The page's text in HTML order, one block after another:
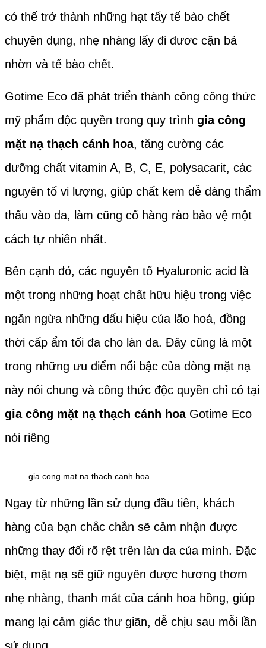
có thể trở thành những hạt tẩy tế bào chết
chuyên dụng, nhẹ nhàng lấy đi đươc cặn bả
nhờn và tế bào chết.
Gotime Eco đã phát triển thành công công thức
mỹ phẩm độc quyền trong quy trình gia công
mặt nạ thạch cánh hoa, tăng cường các
dưỡng chất vitamin A, B, C, E, polysacarit, các
nguyên tố vi lượng, giúp chất kem dễ dàng thẩm
thấu vào da, làm cũng cố hàng rào bảo vệ một
cách tự nhiên nhất.
Bên cạnh đó, các nguyên tố Hyaluronic acid là
một trong những hoạt chất hữu hiệu trong việc
ngăn ngừa những dấu hiệu của lão hoá, đồng
thời cấp ẩm tối đa cho làn da. Đây cũng là một
trong những ưu điểm nổi bậc của dòng mặt nạ
này nói chung và công thức độc quyền chỉ có tại
gia công mặt nạ thạch cánh hoaGotime Eco
nói riêng
gia cong mat na thach canh hoa
Ngay từ những lần sử dụng đầu tiên, khách
hàng của bạn chắc chắn sẽ cảm nhận được
những thay đổi rõ rệt trên làn da của mình. Đặc
biệt, mặt nạ sẽ giữ nguyên được hương thơm
nhẹ nhàng, thanh mát của cánh hoa hồng, giúp
mang lại cảm giác thư giãn, dễ chịu sau mỗi lần